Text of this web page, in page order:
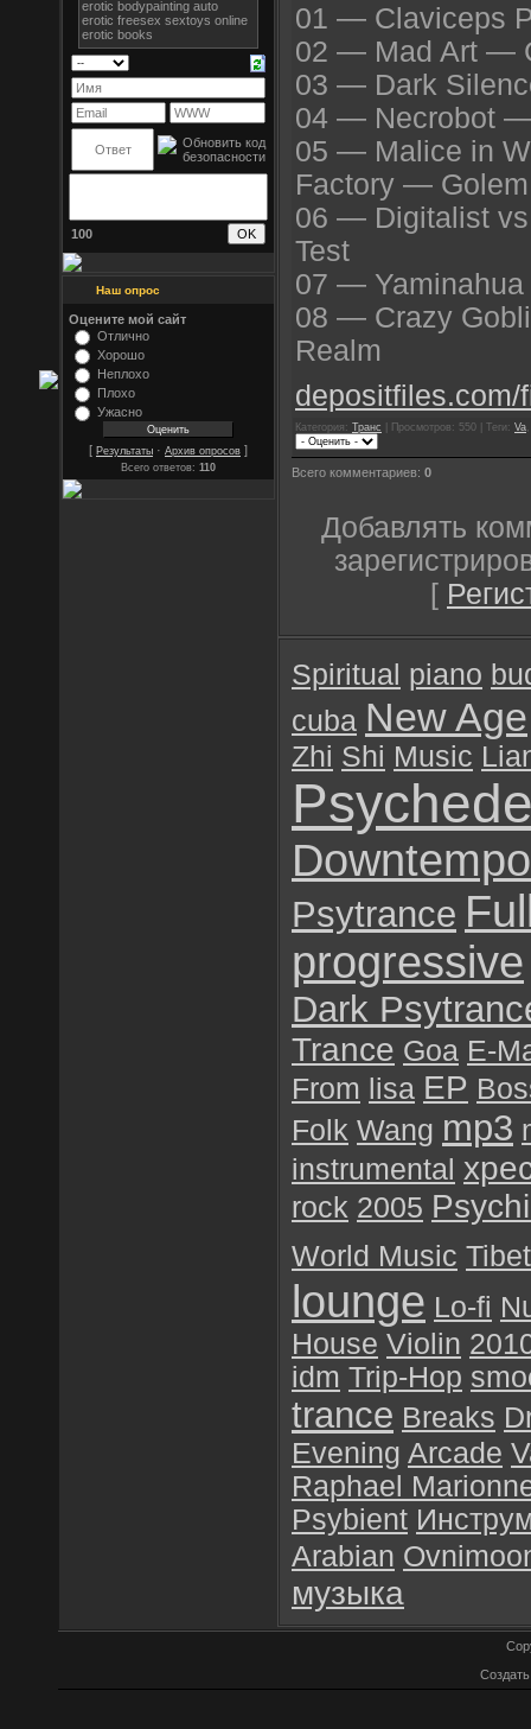
100
Наш опрос
Оцените мой сайт
Отлично
Хорошо
Неплохо
Плохо
Ужасно
[ Результаты · Архив опросов ]
Всего ответов: 110
01 — Claviceps
02 — Mad Art —
03 — Dark
04 — Necrobot
05 — Malice in
Factory — Golem
06 — Digitalist
Test
07 —
08 — Crazy
Realm
depositfiles.com/
Категория: Транс | Просмотров: 550 | Теги: Va
Всего комментариев: 0
Добавлять
[
Spiritual piano
cuba New Age
Zhi Shi Music
Downtempo
Psytrance
progressive
Dark
Trance Goa E-
From lisa EP
Folk Wang mp3
instrumental
rock 2005
World Music Tibet
lounge Lo-fi
House Violin
idm Trip-Hop
trance Breaks
Evening Arcade
Raphael
Psybient
Arabian
музыка